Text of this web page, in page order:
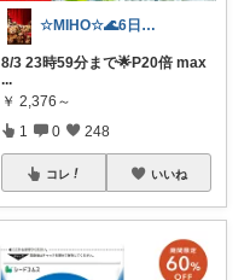
☆MIHO☆🌊6日感謝🍀
8/3 23時59分まで🌟P20倍 max
...
￥ 2,376～
1 0 248
コレ いいね